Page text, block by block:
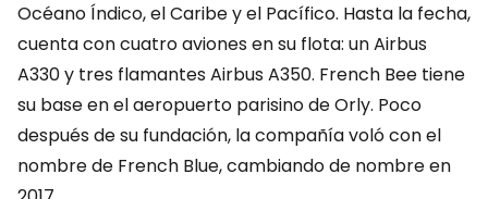
Océano Índico, el Caribe y el Pacífico. Hasta la fecha,
cuenta con cuatro aviones en su flota: un Airbus
A330 y tres flamantes Airbus A350. French Bee tiene
su base en el aeropuerto parisino de Orly. Poco
después de su fundación, la compañía voló con el
nombre de French Blue, cambiando de nombre en